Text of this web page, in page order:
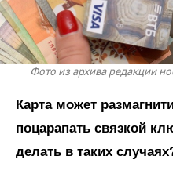
Фото из архива редакции
Карта может
поцарапать связкой
делать в таких